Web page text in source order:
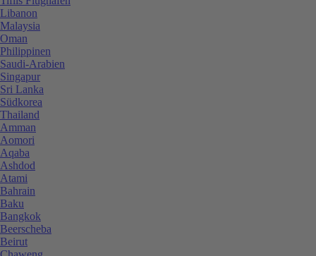
Libanon
Malaysia
Oman
Philippinen
Saudi-Arabien
Singapur
Sri Lanka
Südkorea
Thailand
Amman
Aomori
Aqaba
Ashdod
Atami
Bahrain
Baku
Bangkok
Beerscheba
Beirut